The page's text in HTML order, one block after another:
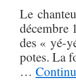
Le
décembre
des « yé-
potes. La
…